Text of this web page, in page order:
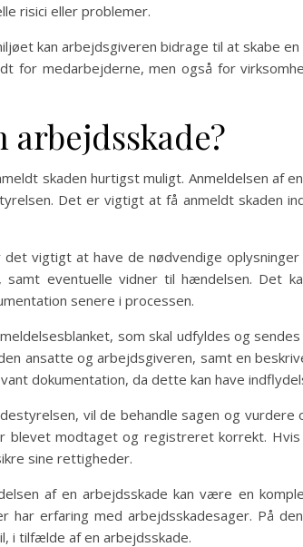
risici eller problemer.
kan arbejdsgiveren bidrage til at skabe
for medarbejderne, men også for
skaden hurtigst muligt. Anmeldelsen af
Det er vigtigt at få anmeldt skaden
vigtigt at have de nødvendige
samt eventuelle vidner til hændelsen.
senere i processen.
som skal udfyldes og
ansatte og arbejdsgiveren, samt en
dokumentation, da dette kan have
vil de behandle sagen og
blevet modtaget og registreret korrekt.
sine rettigheder.
af en arbejdsskade kan være en
har erfaring med arbejdsskadesager. På
i tilfælde af en arbejdsskade.